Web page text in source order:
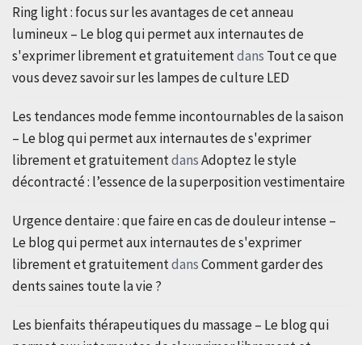
Ring light : focus sur les avantages de cet anneau
lumineux – Le blog qui permet aux internautes de
s'exprimer librement et gratuitementdans Tout ce que
vous devez savoir sur les lampes de culture LED
Les tendances mode femme incontournables de la saison
– Le blog qui permet aux internautes de s'exprimer
librement et gratuitementdansAdoptez le style
décontracté : l’essence de la superposition vestimentaire
Urgence dentaire : que faire en cas de douleur intense –
Le blog qui permet aux internautes de s'exprimer
librement et gratuitementdansComment garder des
dents saines toute la vie ?
Les bienfaits thérapeutiques du massage – Le blog qui